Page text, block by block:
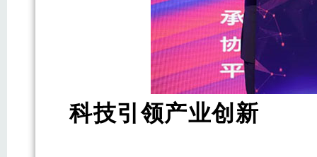
科技引领产业创新